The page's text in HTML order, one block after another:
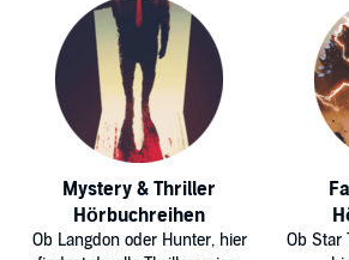
Mystery & Thriller
Hörbuchreihen
Ob Langdon oder Hunter, hier
Ob Star